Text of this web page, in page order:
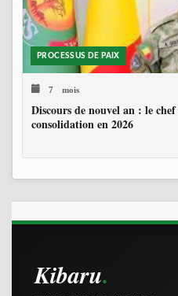
PROCESSUS DE PAIX
7 mois
Discours de nouvel an : le
consolidation en 2026
Kibaru